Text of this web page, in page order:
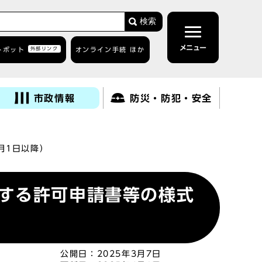
検索
ボット 外部リンク オンライン手続 ほか メニュー
市政情報 防災・防犯・安全
1日以降）
る許可申請書等の様式
公開日：
2025年3月7日